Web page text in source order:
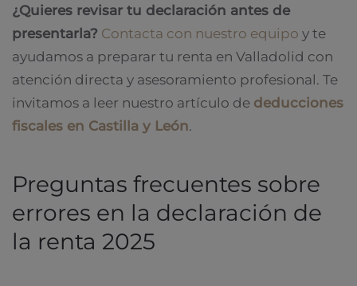
¿Quieres revisar tu declaración antes de
presentarla? Contacta con nuestro equipo y te
ayudamos a preparar tu renta en Valladolid con
atención directa y asesoramiento profesional. Te
invitamos a leer nuestro artículo de deducciones
fiscales en Castilla y León.
Preguntas frecuentes sobre
errores en la declaración de
la renta 2025